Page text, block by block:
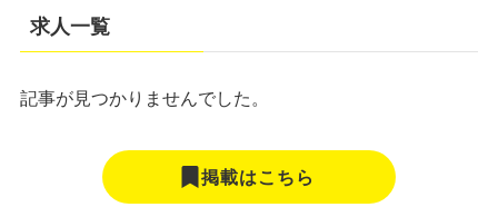
求人一覧
記事が見つかりませんでした。
掲載はこちら